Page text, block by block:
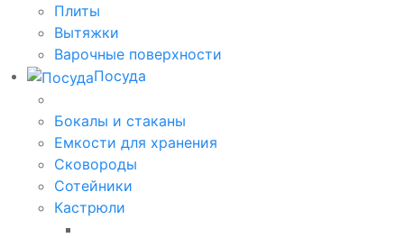
Плиты
Вытяжки
Варочные поверхности
Посуда
Бокалы и стаканы
Емкости для хранения
Сковороды
Сотейники
Кастрюли